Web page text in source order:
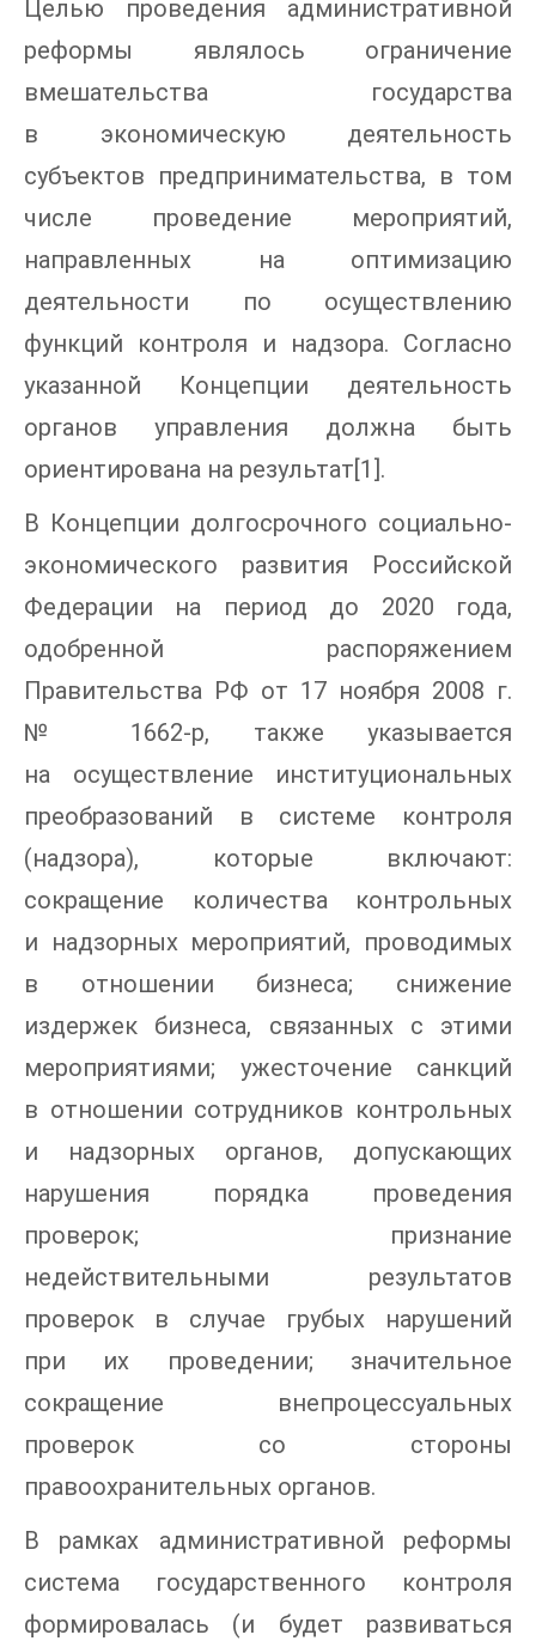
Целью проведения административной
реформы являлось ограничение
вмешательства государства
в экономическую деятельность
субъектов предпринимательства, в том
числе проведение мероприятий,
направленных на оптимизацию
деятельности по осуществлению
функций контроля и надзора. Согласно
указанной Концепции деятельность
органов управления должна быть
ориентирована на результат[1].
В Концепции долгосрочного социально-
экономического развития Российской
Федерации на период до 2020 года,
одобренной распоряжением
Правительства РФ от 17 ноября 2008 г.
№ 1662-р, также указывается
на осуществление институциональных
преобразований в системе контроля
(надзора), которые включают:
сокращение количества контрольных
и надзорных мероприятий, проводимых
в отношении бизнеса; снижение
издержек бизнеса, связанных с этими
мероприятиями; ужесточение санкций
в отношении сотрудников контрольных
и надзорных органов, допускающих
нарушения порядка проведения
проверок; признание
недействительными результатов
проверок в случае грубых нарушений
при их проведении; значительное
сокращение внепроцессуальных
проверок со стороны
правоохранительных органов.
В рамках административной реформы
система государственного контроля
формировалась (и будет развиваться